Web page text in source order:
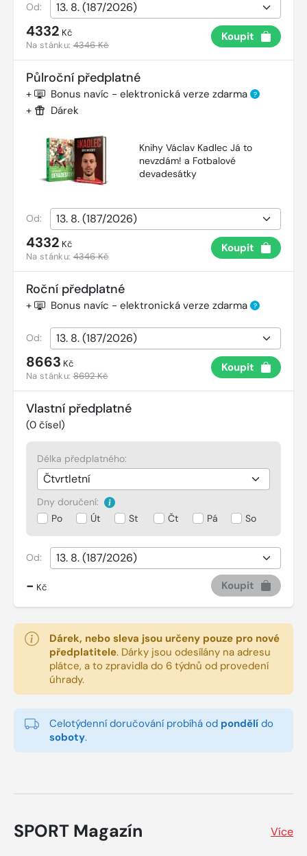
Od:
4332 Kč
Na stánku:4346 Kč
Koupit
Půlroční předplatné
+ Bonus navíc - elektronická verze zdarma ?
+ Dárek
Knihy Václav Kadlec Já to
nevzdám! a Fotbalové
devadesátky
Od:
4332 Kč
Na stánku:4346 Kč
Koupit
Roční předplatné
+ Bonus navíc - elektronická verze zdarma ?
Od:
8663 Kč
Na stánku:8692 Kč
Koupit
Vlastní předplatné
(0 čísel)
Délka předplatného:
Dny doručení:
Po
Út St Čt Pá So
Od:
- Kč Koupit
Dárek, nebo sleva jsou určeny pouze pro nové
předplatitele. Dárky jsou odesílány na adresu
plátce, a to zpravidla do 6 týdnů od provedení
úhrady.
Celotýdenní doručování probíhá od pondělí do
soboty.
SPORT Magazín Více